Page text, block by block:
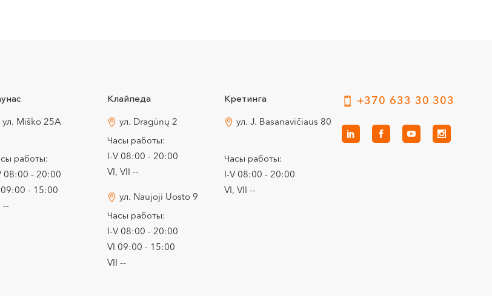
ул. Miško 25A
работы:
08:00 - 20:00
09:00 - 15:00
--
Клайпеда
ул. Dragūnų 2
Часы работы:
I-V 08:00 - 20:00
VI, VII --
ул. Naujoji Uosto 9
Часы работы:
I-V 08:00 - 20:00
VI 09:00 - 15:00
VII --
Кретинга
ул. J. Basanavičiaus 80
Часы работы:
I-V 08:00 - 20:00
VI, VII --
+370 633 30 303